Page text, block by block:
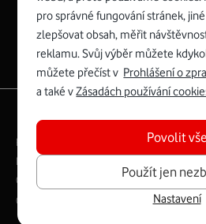
Zyxel VMG8623-T50B:
Rozměry modemu jsou 16 x 22 x
a nabízí 4 gigabitové LAN porty a
Fi ve verzích 802.11 b/g/n/ac pro
Mb/s.
Více o Zyxel VMG8623-T50B
Právní­ podmí­nky
Ochrana soukromí­
Digitální odpovědnost
Ceník
Copyright © 2026 Vodafone Czech Republic
pro správné fungování stránek,
zlepšovat obsah, měřit
reklamu. Svůj výběr můžete
můžete přečíst v Prohlášení o
a také vZásadách používání
Použít jen
Povolit vše
Nastavení